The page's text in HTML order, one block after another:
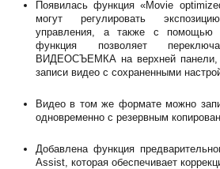
Появилась функция «Movie
могут регулировать
управления, а также с помощью
функция позволяет
ВИДЕОСЪЕМКА на верхней панели,
записи видео с сохраненными
Видео в том же формате можно
одновременно с резервным
Добавлена функция
Assist, которая обеспечивает